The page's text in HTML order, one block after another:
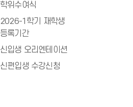
학위수여식
2026-1학기 재학생
등록기간
신입생 오리엔테이션
신편입생 수강신청